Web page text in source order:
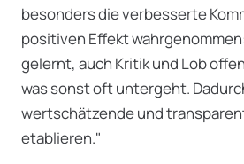
besonders die verbesserte
positiven Effekt
gelernt, auch Kritik und Lob
was sonst oft untergeht.
wertschätzende und
etablieren."